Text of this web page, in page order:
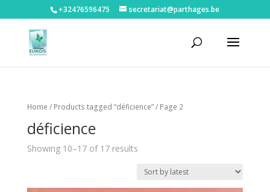
+32476596475‬ secretariat@parthages.be
Home / Products tagged “déficience”/ Page 2
déficience
Showing 10–17 of 17 results